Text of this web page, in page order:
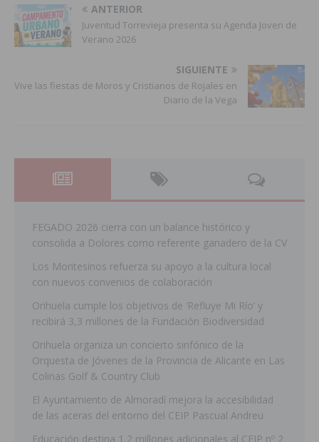
ANTERIOR
Juventud Torrevieja presenta su Agenda Joven de
Verano 2026
SIGUIENTE
Vive las fiestas de Moros y Cristianos de Rojales en
Diario de la Vega
FEGADO 2026 cierra con un balance histórico y
consolida a Dolores como referente ganadero de la CV
Los Montesinos refuerza su apoyo a la cultura local
con nuevos convenios de colaboración
Orihuela cumple los objetivos de ‘Refluye Mi Río’ y
recibirá 3,3 millones de la Fundación Biodiversidad
Orihuela organiza un concierto sinfónico de la
Orquesta de Jóvenes de la Provincia de Alicante en Las
Colinas Golf & Country Club
El Ayuntamiento de Almoradí mejora la accesibilidad
de las aceras del entorno del CEIP Pascual Andreu
Educación destina 1,2 millones adicionales al CEIP nº 2